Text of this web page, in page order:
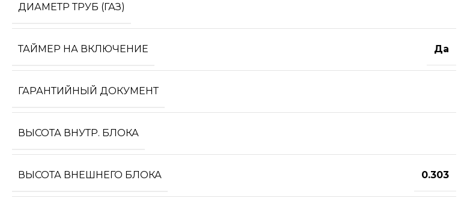
ДИАМЕТР ТРУБ (ГАЗ)
ТАЙМЕР НА ВКЛЮЧЕНИЕ Да
ГАРАНТИЙНЫЙ ДОКУМЕНТ
ВЫСОТА ВНУТР. БЛОКА
ВЫСОТА ВНЕШНЕГО БЛОКА 0.303